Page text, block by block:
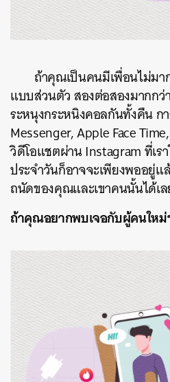
ถ้าคุณเป็นคนมีเพื่อนไม่ม
แบบส่วนตัว สองต่อสองมากกว่
ระหนุงกระหนิงคอลกันทั้งคืน กา
Messenger, Apple Face
วิดีโอแชตผ่าน Instagram ที่เร
ประจำวันก็อาจจะเพียงพออยู่แ
ถนัดของคุณและเขาคนนั้นได้เ
ถ้าคุณอยากพบเจอกับผู้คนให